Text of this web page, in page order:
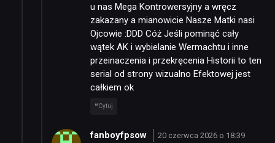
u nas Mega Kontrowersyjny a wręcz
zakazany a mianowicie Nasze Matki nasi
Ojcowie :DDD Cóż Jeśli pominąć cały
wątek AK i wybielanie Wermachtu i inne
przeinaczenia i przekręcenia Historii to ten
serial od strony wizualno Efektowej jest
całkiem ok
Cytuj
fanboyfpsow 20 czerwca 2026 o 18:39